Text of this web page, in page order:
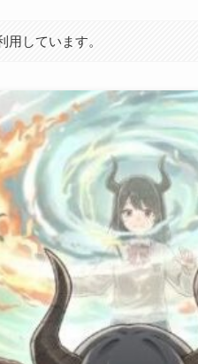
しています。